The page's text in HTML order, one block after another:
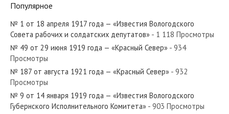
№ 110 от июня 1955 года — «Красный Север»
№ 67 от марта 1975 года — «Красный Север»
Популярное
№ 1 от 18 апреля 1917 года — «Известия Вологодского
Совета рабочих и солдатских депутатов» - 1 118 Просмотры
№ 49 от 29 июня 1919 года — «Красный Север» - 934
Просмотры
№ 187 от августа 1921 года — «Красный Север» - 932
Просмотры
№ 9 от 14 января 1919 года — «Известия Вологодского
Губернского Исполнительного Комитета» - 903 Просмотры